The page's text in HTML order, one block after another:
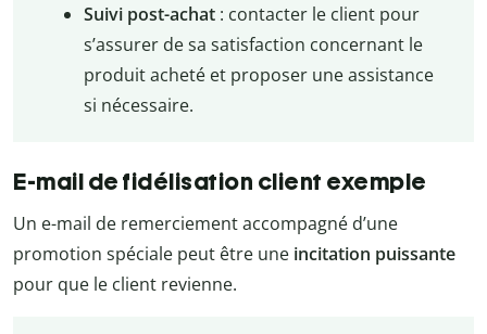
Suivi post-achat: contacter le client pour
s’assurer de sa satisfaction concernant le
produit acheté et proposer une assistance
si nécessaire.
E-mail de fidélisation client exemple
Un e-mail de remerciement accompagné d’une
promotion spéciale peut être une incitation puissante
pour que le client revienne.